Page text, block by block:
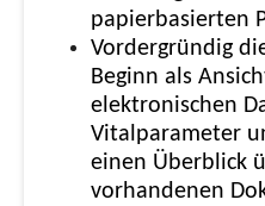
papierbasierten
Vordergründig
Beginn als
elektronischen
Vitalparameter
einen Überblick
vorhandenen